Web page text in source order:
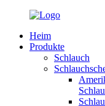
Heim
Produkte
Schlauch